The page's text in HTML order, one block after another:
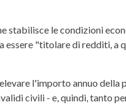
stabilisce le condizioni
essere "titolare di redditi,
l'importo annuo della
civili - e, quindi, tanto